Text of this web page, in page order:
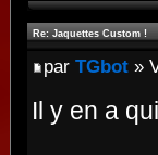
Re: Jaquettes Custom !
par TGbot »
Il y en a